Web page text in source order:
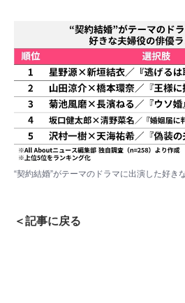
“契約結婚”がテーマのドラマに出演した好き
＜記事に戻る